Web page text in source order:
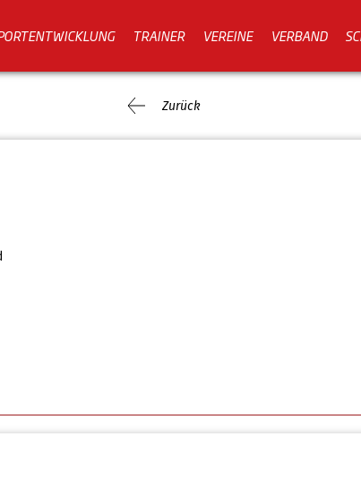
TRAINER VEREINE VERBAND
Zurück